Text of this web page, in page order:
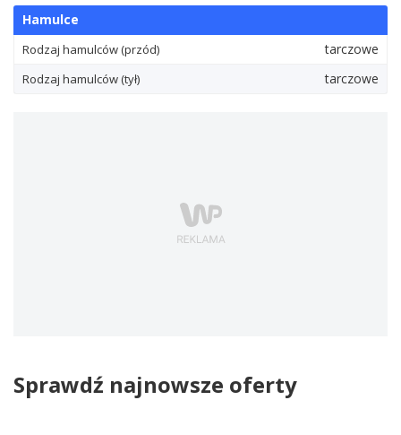
Hamulce
Rodzaj hamulców (przód) tarczowe
Rodzaj hamulców (tył) tarczowe
Sprawdź najnowsze oferty